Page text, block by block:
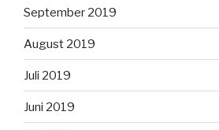
September 2019
August 2019
Juli 2019
Juni 2019